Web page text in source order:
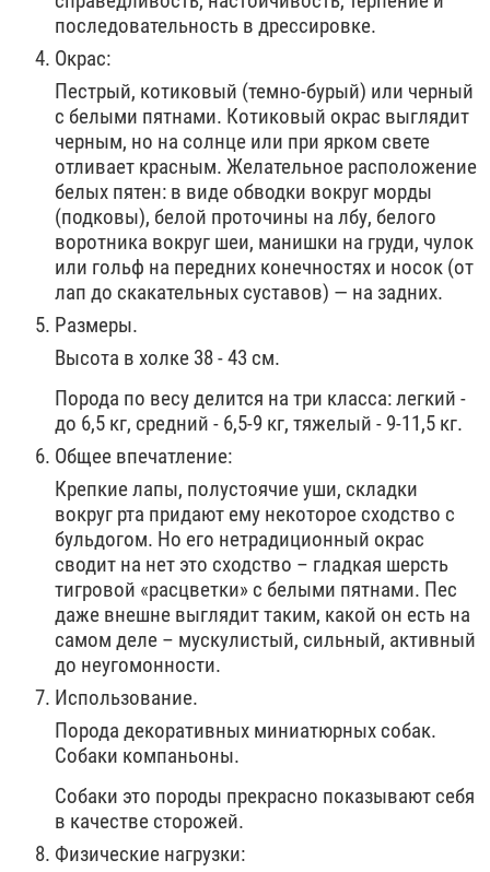
последовательность в дрессировке.
Окрас:
Пестрый, котиковый (темно-бурый) или черный
с белыми пятнами. Котиковый окрас выглядит
черным, но на солнце или при ярком свете
отливает красным. Желательное расположение
белых пятен: в виде обводки вокруг морды
(подковы), белой проточины на лбу, белого
воротника вокруг шеи, манишки на груди, чулок
или гольф на передних конечностях и носок (от
лап до скакательных суставов) — на задних.
Размеры.
Высота в холке 38 - 43 см.
Порода по весу делится на три класса: легкий -
до 6,5 кг, средний - 6,5-9 кг, тяжелый - 9-11,5 кг.
Общее впечатление:
Крепкие лапы, полустоячие уши, складки
вокруг рта придают ему некоторое сходство с
бульдогом. Но его нетрадиционный окрас
сводит на нет это сходство – гладкая шерсть
тигровой «расцветки» с белыми пятнами. Пес
даже внешне выглядит таким, какой он есть на
самом деле – мускулистый, сильный, активный
до неугомонности.
Использование.
Порода декоративных миниатюрных собак.
Собаки компаньоны.
Собаки это породы прекрасно показывают себя
в качестве сторожей.
Физические нагрузки: